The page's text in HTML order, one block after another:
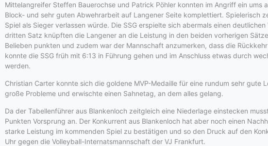
Mittelangreifer Steffen Bauerochse und Patrick Pöhler konnten im Angriff ein
Block- und sehr guten Abwehrarbeit auf Langener Seite komplettiert. Spielerisch
Spiel als Sieger verlassen würde. Die SSG erspielte sich abermals einen
dritten Satz knüpften die Langener an die Leistung in den beiden vorherigen
Belieben punkten und zudem war der Mannschaft anzumerken, dass die
konnte die SSG früh mit 6:13 in Führung gehen und im Anschluss etwas durch
werden.
Christian Carter konnte sich die goldene MVP-Medaille für eine rundum sehr
große Probleme und erwischte einen Sahnetag, an dem alles gelang.
Da der Tabellenführer aus Blankenloch zeitgleich eine Niederlage einstecken
Punkten Vorsprung an. Der Konkurrent aus Blankenloch hat aber noch einen
starke Leistung im kommenden Spiel zu bestätigen und so den Druck auf den
Uhr gegen die Volleyball-Internatsmannschaft der VJ Frankfurt.